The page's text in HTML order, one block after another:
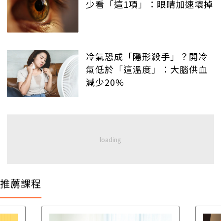
少看「這1項」：眼睛加速壞掉
冷氣恐成「隱形殺手」？開冷
氣低於「這溫度」：大腦供血
減少20%
推薦課程